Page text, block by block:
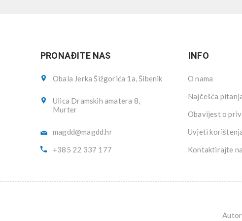
PRONAĐITE NAS
Obala Jerka Šižgorića 1a, Šibenik
Ulica Dramskih amatera 8,
Murter
magdd@magdd.hr
+385 22 337 177
INFO
O nama
Najčešća
Obavijest o
Uvjeti
Kontaktirajte